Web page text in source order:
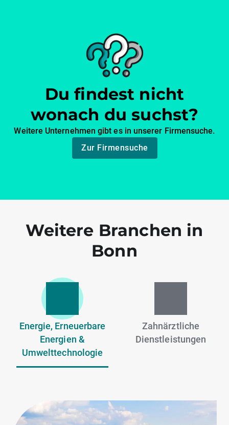
Du findest nicht
wonach du suchst?
Weitere Unternehmen gibt es in unserer Firmensuche.
Zur Firmensuche
Weitere Branchen in
Bonn
Energie, Erneuerbare
Energien &
Umwelttechnologie
Zahnärztliche
Dienstleistungen